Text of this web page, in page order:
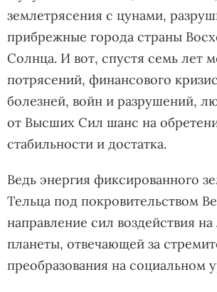
землетрясения с цунами,
прибрежные города страны
Солнца. И вот, спустя семь лет
потрясений, финансового
болезней, войн и разрушений,
от Высших Сил шанс на
стабильности и достатка.
Ведь энергия фиксированного
Тельца под покровительством
направление сил воздействия
планеты, отвечающей за
преобразования на социальном